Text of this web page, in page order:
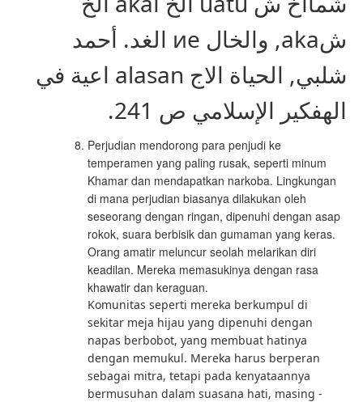
شaka, والخال ие الغد. أحمد
شلبي, الحياة الاج alasan اعية في
الهفكير الإسلامي ص 241.
Perjudian mendorong para penjudi ke
temperamen yang paling rusak, seperti minum
Khamar dan mendapatkan narkoba. Lingkungan
di mana perjudian biasanya dilakukan oleh
seseorang dengan ringan, dipenuhi dengan asap
rokok, suara berbisik dan gumaman yang keras.
Orang amatir meluncur seolah melarikan diri
keadilan. Mereka memasukinya dengan rasa
khawatir dan keraguan.
Komunitas seperti mereka berkumpul di
sekitar meja hijau yang dipenuhi dengan
napas berbobot, yang membuat hatinya
dengan memukul. Mereka harus berperan
sebagai mitra, tetapi pada kenyataannya
bermusuhan dalam suasana hati, masing -